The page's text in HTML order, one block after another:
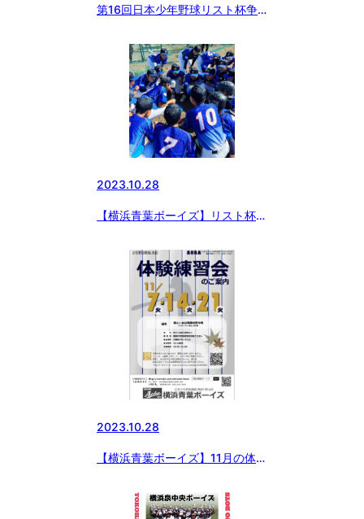
第16回日本少年野球リスト杯争
2023.10.28
【横浜青葉ボーイズ】リスト杯2
2023.10.28
【横浜青葉ボーイズ】11月の体験